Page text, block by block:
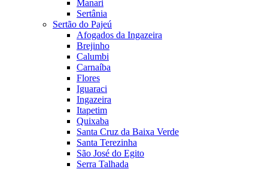
Manari
Sertânia
Sertão do Pajeú
Afogados da Ingazeira
Brejinho
Calumbi
Carnaíba
Flores
Iguaraci
Ingazeira
Itapetim
Quixaba
Santa Cruz da Baixa Verde
Santa Terezinha
São José do Egito
Serra Talhada